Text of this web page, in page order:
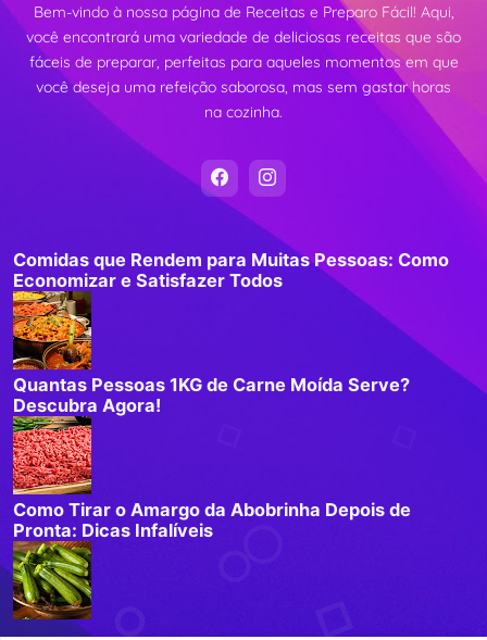
Bem-vindo à nossa página de Receitas e Preparo Fácil! Aqui,
você encontrará uma variedade de deliciosas receitas que são
fáceis de preparar, perfeitas para aqueles momentos em que
você deseja uma refeição saborosa, mas sem gastar horas
na cozinha.
Comidas que Rendem para Muitas Pessoas: Como
Economizar e Satisfazer Todos
Quantas Pessoas 1KG de Carne Moída Serve?
Descubra Agora!
Como Tirar o Amargo da Abobrinha Depois de
Pronta: Dicas Infalíveis